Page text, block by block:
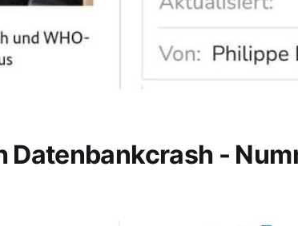
Datenbankcrash -